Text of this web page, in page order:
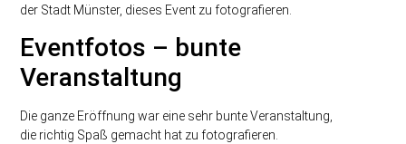
der Stadt Münster, dieses Event zu fotografieren.
Eventfotos – bunte
Veranstaltung
Die ganze Eröffnung war eine sehr bunte Veranstaltung,
die richtig Spaß gemacht hat zu fotografieren.